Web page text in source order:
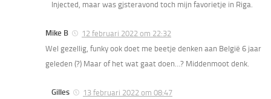
Injected, maar was gjsteravond toch mijn favorietje in Riga.
Mike B
12 februari 2022 om 22:32
Wel gezellig, funky ook doet me beetje denken aan België 6 jaar
geleden (?) Maar of het wat gaat doen…? Middenmoot denk.
Gilles
13 februari 2022 om 08:47